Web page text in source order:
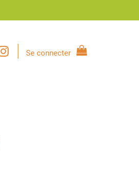
Se connecter